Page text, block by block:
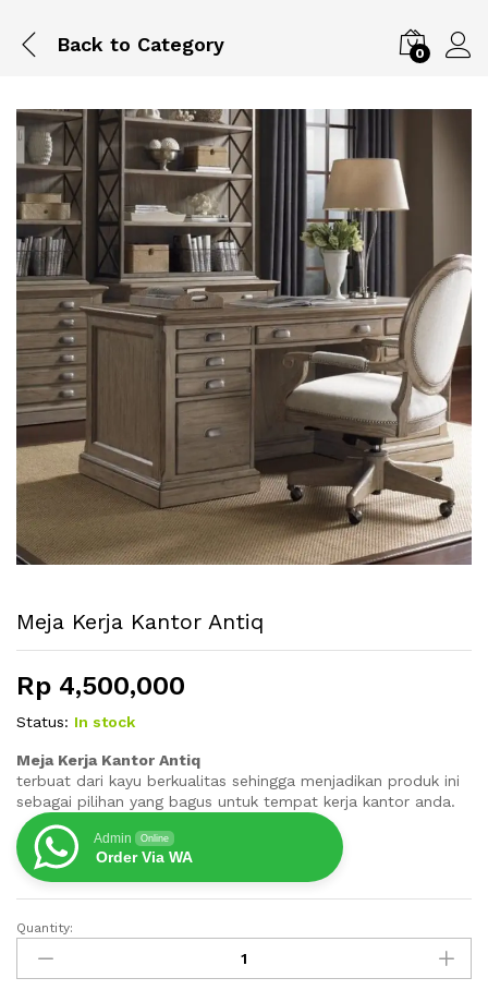
Back to Category 0
Meja Kerja Kantor Antiq
Rp 4,500,000
Status: In stock
Meja Kerja Kantor Antiq
terbuat dari kayu berkualitas sehingga menjadikan produk ini
sebagai pilihan yang bagus untuk tempat kerja kantor anda.
Admin Online
Order Via WA
Meja
Kerja
Kantor
Quantity: